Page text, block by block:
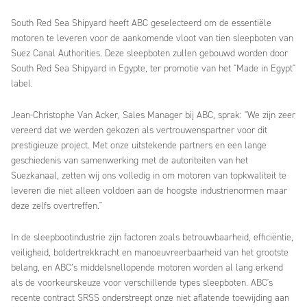
South Red Sea Shipyard heeft ABC geselecteerd om de essentiële
motoren te leveren voor de aankomende vloot van tien sleepboten van
Suez Canal Authorities. Deze sleepboten zullen gebouwd worden door
South Red Sea Shipyard in Egypte, ter promotie van het "Made in Egypt"
label.
Jean-Christophe Van Acker, Sales Manager bij ABC, sprak: "We zijn zeer
vereerd dat we werden gekozen als vertrouwenspartner voor dit
prestigieuze project. Met onze uitstekende partners en een lange
geschiedenis van samenwerking met de autoriteiten van het
Suezkanaal, zetten wij ons volledig in om motoren van topkwaliteit te
leveren die niet alleen voldoen aan de hoogste industrienormen maar
deze zelfs overtreffen."
In de sleepbootindustrie zijn factoren zoals betrouwbaarheid, efficiëntie,
veiligheid, boldertrekkracht en manoeuvreerbaarheid van het grootste
belang, en ABC’s middelsnellopende motoren worden al lang erkend
als de voorkeurskeuze voor verschillende types sleepboten. ABC's
recente contract SRSS onderstreept onze niet aflatende toewijding aan